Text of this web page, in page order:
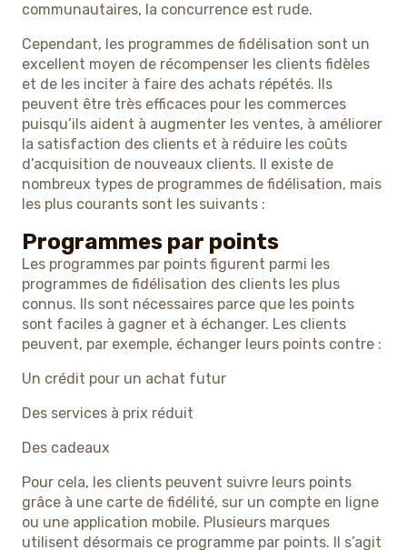
communautaires, la concurrence est rude.
Cependant, les programmes de fidélisation sont un
excellent moyen de récompenser les clients fidèles
et de les inciter à faire des achats répétés. Ils
peuvent être très efficaces pour les commerces
puisqu’ils aident à augmenter les ventes, à améliorer
la satisfaction des clients et à réduire les coûts
d’acquisition de nouveaux clients. Il existe de
nombreux types de programmes de fidélisation, mais
les plus courants sont les suivants :
Programmes par points
Les programmes par points figurent parmi les
programmes de fidélisation des clients les plus
connus. Ils sont nécessaires parce que les points
sont faciles à gagner et à échanger. Les clients
peuvent, par exemple, échanger leurs points contre :
Un crédit pour un achat futur
Des services à prix réduit
Des cadeaux
Pour cela, les clients peuvent suivre leurs points
grâce à une carte de fidélité, sur un compte en ligne
ou une application mobile. Plusieurs marques
utilisent désormais ce programme par points. Il s’agit